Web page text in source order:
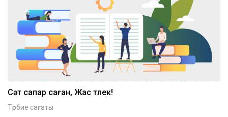
Сәт сапар саған, Жас түлек!
Тәрбие сағаты